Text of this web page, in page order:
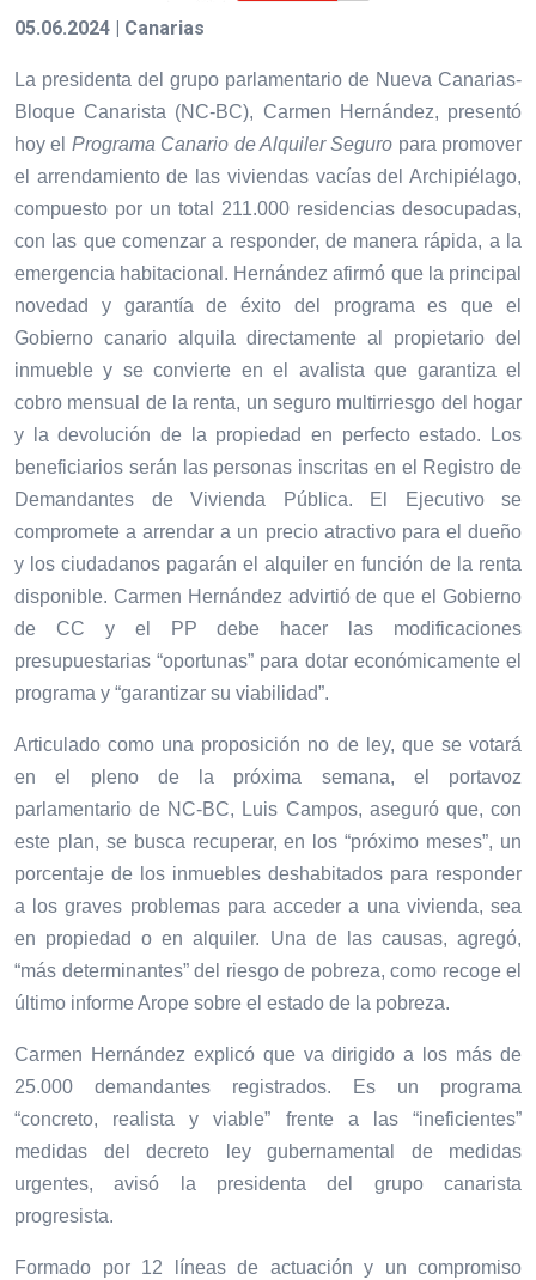
05.06.2024 | Canarias
La presidenta del grupo parlamentario de Nueva Canarias-
Bloque Canarista (NC-BC), Carmen Hernández, presentó
hoy el Programa Canario de Alquiler Seguro para promover
el arrendamiento de las viviendas vacías del Archipiélago,
compuesto por un total 211.000 residencias desocupadas,
con las que comenzar a responder, de manera rápida, a la
emergencia habitacional. Hernández afirmó que la principal
novedad y garantía de éxito del programa es que el
Gobierno canario alquila directamente al propietario del
inmueble y se convierte en el avalista que garantiza el
cobro mensual de la renta, un seguro multirriesgo del hogar
y la devolución de la propiedad en perfecto estado. Los
beneficiarios serán las personas inscritas en el Registro de
Demandantes de Vivienda Pública. El Ejecutivo se
compromete a arrendar a un precio atractivo para el dueño
y los ciudadanos pagarán el alquiler en función de la renta
disponible. Carmen Hernández advirtió de que el Gobierno
de CC y el PP debe hacer las modificaciones
presupuestarias “oportunas” para dotar económicamente el
programa y “garantizar su viabilidad”.
Articulado como una proposición no de ley, que se votará
en el pleno de la próxima semana, el portavoz
parlamentario de NC-BC, Luis Campos, aseguró que, con
este plan, se busca recuperar, en los “próximo meses”, un
porcentaje de los inmuebles deshabitados para responder
a los graves problemas para acceder a una vivienda, sea
en propiedad o en alquiler. Una de las causas, agregó,
“más determinantes” del riesgo de pobreza, como recoge el
último informe Arope sobre el estado de la pobreza.
Carmen Hernández explicó que va dirigido a los más de
25.000 demandantes registrados. Es un programa
“concreto, realista y viable” frente a las “ineficientes”
medidas del decreto ley gubernamental de medidas
urgentes, avisó la presidenta del grupo canarista
progresista.
Formado por 12 líneas de actuación y un compromiso